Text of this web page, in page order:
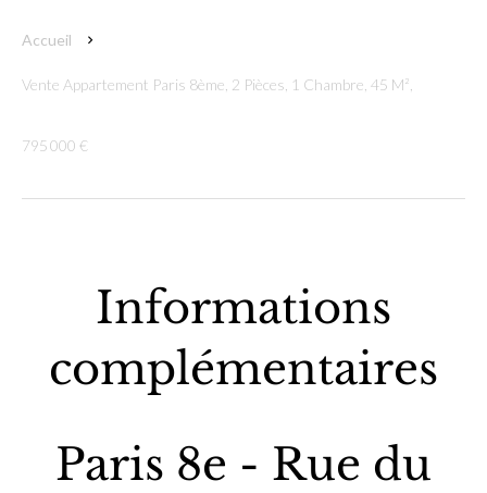
Accueil
Vente Appartement Paris 8ème, 2 Pièces, 1 Chambre, 45 M²,
795 000 €
Informations
complémentaires
Paris 8e - Rue du